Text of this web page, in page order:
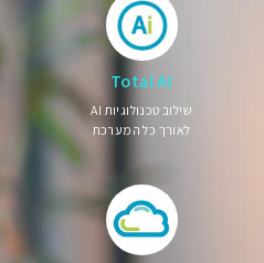
Total AI
שילוב טכנולוגיות AI
לאורך כל המערכת